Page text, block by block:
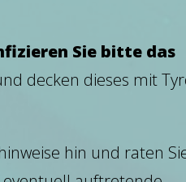
Sie bitte das
decken dieses mit
hin und raten